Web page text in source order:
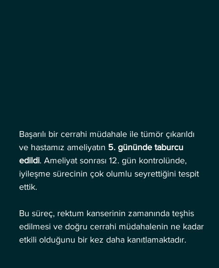
Başarılı bir cerrahi müdahale ile tümör çıkarıldı
ve hastamız ameliyatın 5. gününde taburcu
edildi. Ameliyat sonrası 12. gün kontrolünde,
iyileşme sürecinin çok olumlu seyrettiğini tespit
ettik.
Bu süreç, rektum kanserinin zamanında teşhis
edilmesi ve doğru cerrahi müdahalenin ne kadar
etkili olduğunu bir kez daha kanıtlamaktadır.